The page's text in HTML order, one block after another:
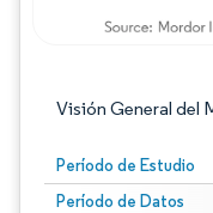
Visión General del
Período de Estudio
Período de Datos